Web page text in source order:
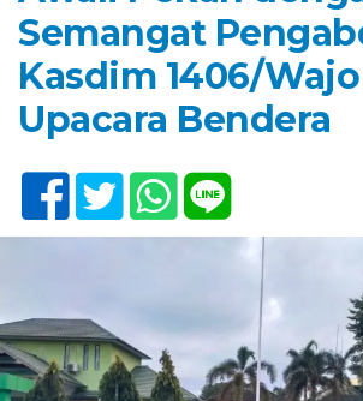
Semangat
Kasdim 1406/
Upacara Bendera